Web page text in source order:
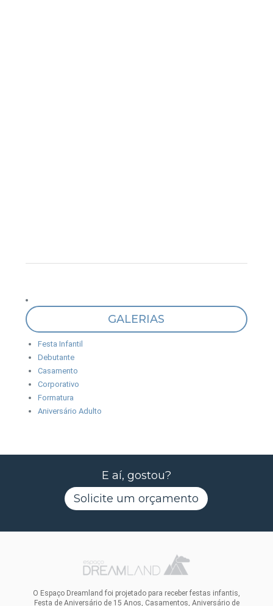
GALERIAS
Festa Infantil
Debutante
Casamento
Corporativo
Formatura
Aniversário Adulto
E aí, gostou?
Solicite um orçamento
O Espaço Dreamland foi projetado para receber festas infantis,
Festa de Aniversário de 15 Anos, Casamentos, Aniversário de